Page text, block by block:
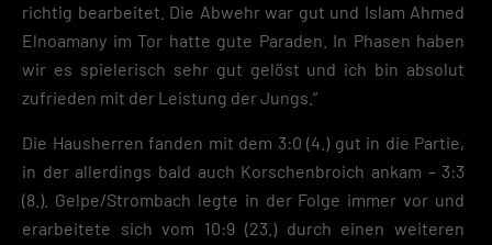
richtig bearbeitet. Die Abwehr war gut und Islam Ahmed
Elnoamany im Tor hatte gute Paraden. In Phasen haben
wir es spielerisch sehr gut gelöst und ich bin absolut
zufrieden mit der Leistung der Jungs.“
Die Hausherren fanden mit dem 3:0 (4.) gut in die Partie,
in der allerdings bald auch Korschenbroich ankam – 3:3
(8.). Gelpe/Strombach legte in der Folge immer vor und
erarbeitete sich vom 10:9 (23.) durch einen weiteren